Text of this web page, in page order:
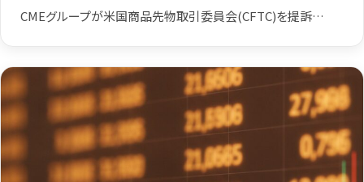
CMEグループが米国商品先物取引委員会(CFTC)を提訴…